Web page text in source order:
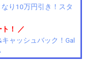
り10万円引き！スタ
！ ／
ャッシュバック！Gal